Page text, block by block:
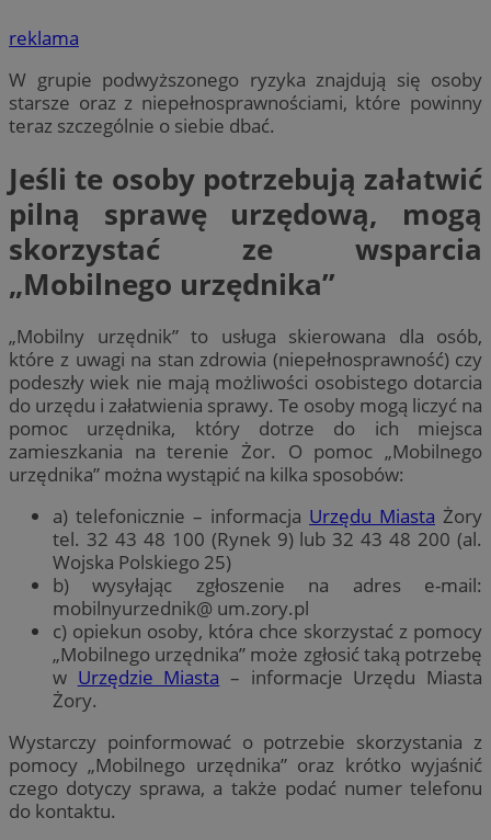
reklama
W grupie podwyższonego ryzyka znajdują się osoby
starsze oraz z niepełnosprawnościami, które powinny
teraz szczególnie o siebie dbać.
Jeśli te osoby potrzebują załatwić
pilną sprawę urzędową, mogą
skorzystać ze wsparcia
„Mobilnego urzędnika”
„Mobilny urzędnik” to usługa skierowana dla osób,
które z uwagi na stan zdrowia (niepełnosprawność) czy
podeszły wiek nie mają możliwości osobistego dotarcia
do urzędu i załatwienia sprawy. Te osoby mogą liczyć na
pomoc urzędnika, który dotrze do ich miejsca
zamieszkania na terenie Żor. O pomoc „Mobilnego
urzędnika” można wystąpić na kilka sposobów:
a) telefonicznie – informacja Urzędu Miasta Żory
tel. 32 43 48 100 (Rynek 9) lub 32 43 48 200 (al.
Wojska Polskiego 25)
b) wysyłając zgłoszenie na adres e-mail:
mobilnyurzednik@ um.zory.pl
c) opiekun osoby, która chce skorzystać z pomocy
„Mobilnego urzędnika” może zgłosić taką potrzebę
w Urzędzie Miasta – informacje Urzędu Miasta
Żory.
Wystarczy poinformować o potrzebie skorzystania z
pomocy „Mobilnego urzędnika” oraz krótko wyjaśnić
czego dotyczy sprawa, a także podać numer telefonu
do kontaktu.